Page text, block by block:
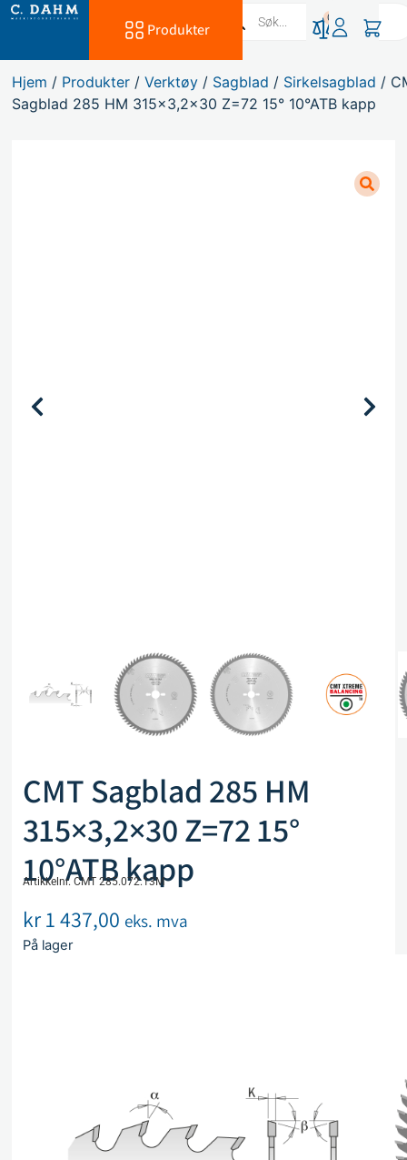
Produkter
0
Hjem / Produkter /Verktøy / Sagblad / Sirkelsagblad /
Sagblad 285 HM 315×3,2×30 Z=72 15° 10°ATB kapp
CMT Sagblad 285 HM
315×3,2×30 Z=72 15°
10°ATB kapp
Artikkelnr. CMT 285.072.13M
kr1 437,00 eks. mva
På lager
Beskrivelse